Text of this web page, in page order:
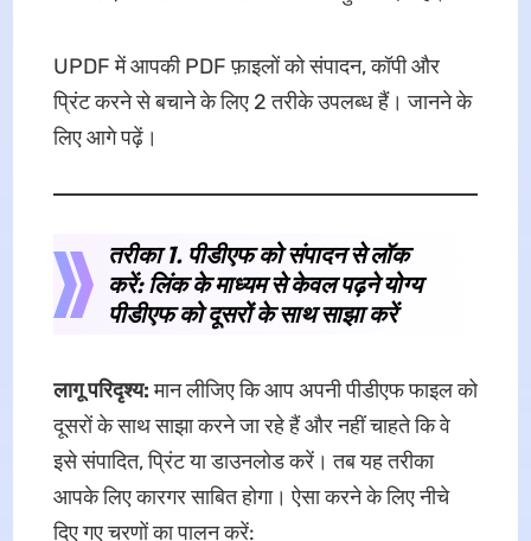
UPDF में आपकी PDF फ़ाइलों को संपादन, कॉपी और
प्रिंट करने से बचाने के लिए 2 तरीके उपलब्ध हैं। जानने के
लिए आगे पढ़ें।
तरीका 1. पीडीएफ को संपादन से लॉक
करें: लिंक के माध्यम से केवल पढ़ने योग्य
पीडीएफ को दूसरों के साथ साझा करें
लागू परिदृश्य:मान लीजिए कि आप अपनी पीडीएफ फाइल को
दूसरों के साथ साझा करने जा रहे हैं और नहीं चाहते कि वे
इसे संपादित, प्रिंट या डाउनलोड करें। तब यह तरीका
आपके लिए कारगर साबित होगा। ऐसा करने के लिए नीचे
दिए गए चरणों का पालन करें: